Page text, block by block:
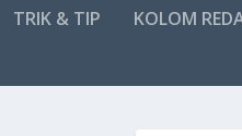
TRIK & TIP KOLOM